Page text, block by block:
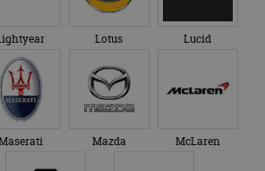
Lotus Lucid
Mazda McLaren